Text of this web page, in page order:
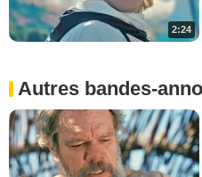
2:24
Autres bandes-